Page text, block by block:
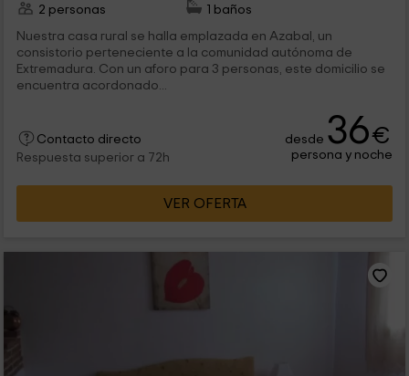
2 personas
1 baños
Nuestra casa rural se halla emplazada en Azabal, un
consistorio perteneciente a la comunidad autónoma de
Extremadura. Con un aforo para 3 personas, este domicilio se
encuentra acordonado...
Contacto directo
Respuesta superior a 72h
desde 36€
persona y noche
VER OFERTA